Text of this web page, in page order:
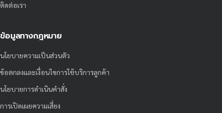
ติดต่อเรา
ข้อมูลทางกฎหมาย
นโยบายความเป็นส่วนตัว
ข้อตกลงและเงื่อนไขการใช้บริการลูกค้า
นโยบายการดำเนินคำสั่ง
การเปิดเผยความเสี่ยง